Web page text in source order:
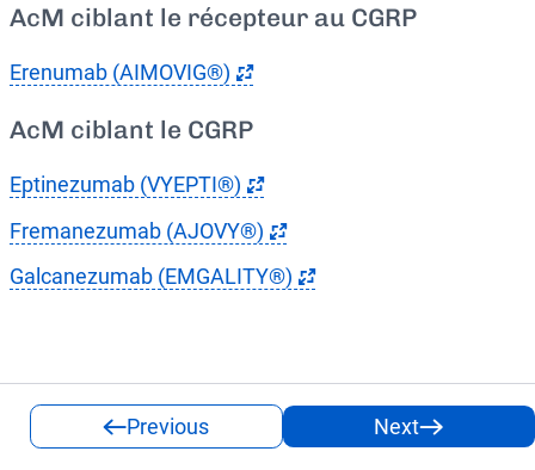
AcM ciblant le récepteur au CGRP
Erenumab (AIMOVIG®)
AcM ciblant le CGRP
Eptinezumab (VYEPTI®)
Fremanezumab (AJOVY®)
Galcanezumab (EMGALITY®)
Previous Next